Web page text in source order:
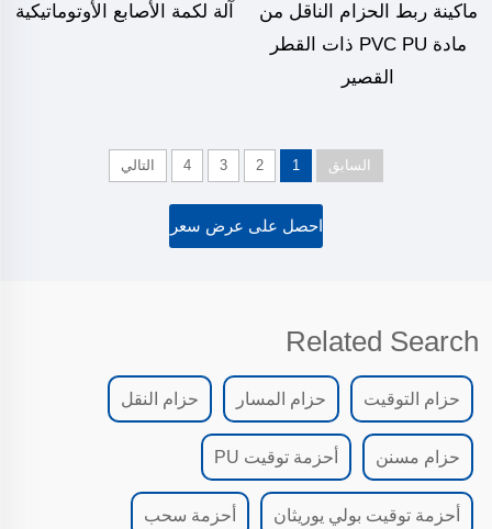
ماكينة ربط الحزام الناقل من
مادة PVC PU ذات القطر
القصير
آلة لكمة الأصابع الأوتوماتيكية
السابق 1
2
3
4 التالي
احصل على عرض سعر
Related Search
حزام التوقيت حزام المسار حزام النقل
حزام مسنن أحزمة توقيت PU
أحزمة توقيت بولي يوريثان أحزمة سحب